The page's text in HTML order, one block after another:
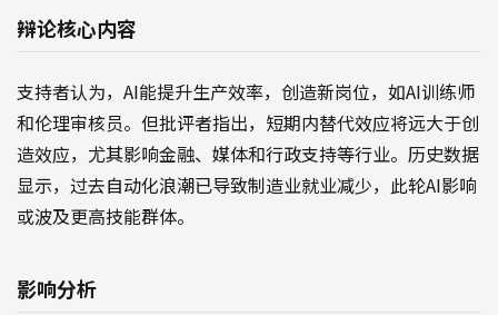
辩论核心内容
支持者认为，AI能提升生产效率，创造新岗位，如AI训练师
和伦理审核员。但批评者指出，短期内替代效应将远大于创
造效应，尤其影响金融、媒体和行政支持等行业。历史数据
显示，过去自动化浪潮已导致制造业就业减少，此轮AI影响
或波及更高技能群体。
影响分析